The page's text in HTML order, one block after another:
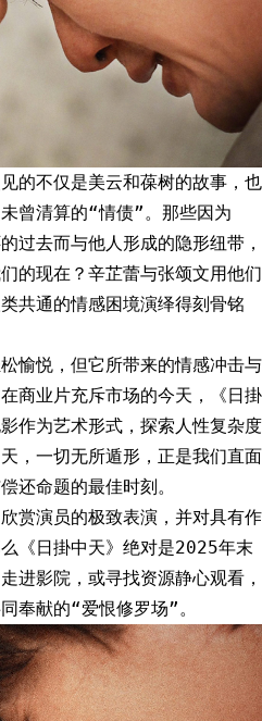
的不仅是美云和葆树的故事，也
曾清算的“情债”。那些因为
过去而与他人形成的隐形纽带，
的现在？辛芷蕾与张颂文用他们
共通的情感困境演绎得刻骨铭
愉悦，但它所带来的情感冲击与
商业片充斥市场的今天，《日掛
作为艺术形式，探索人性复杂度
，一切无所遁形，正是我们直面
还命题的最佳时刻。
赏演员的极致表演，并对具有作
《日掛中天》绝对是2025年末
进影院，或寻找资源静心观看，
奉献的“爱恨修罗场”。